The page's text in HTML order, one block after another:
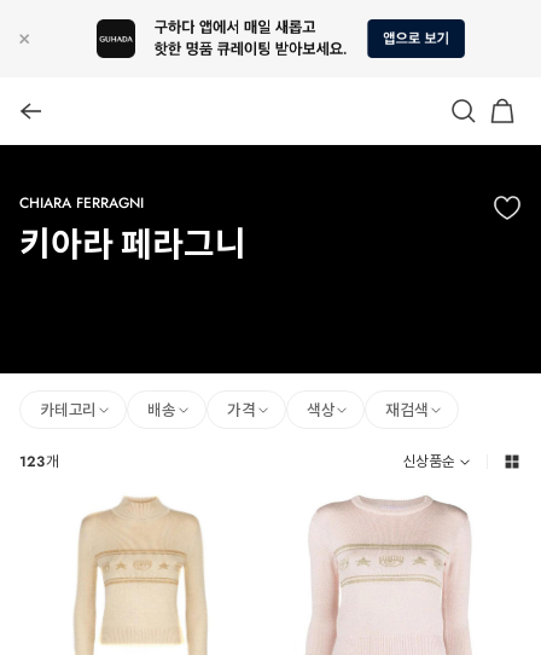
CHIARA FERRAGNI
키아라 페라그니
카테고리 배송 가격 색상 재검색
123개 신상품순